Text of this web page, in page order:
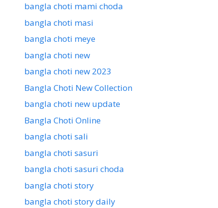
bangla choti mami choda
bangla choti masi
bangla choti meye
bangla choti new
bangla choti new 2023
Bangla Choti New Collection
bangla choti new update
Bangla Choti Online
bangla choti sali
bangla choti sasuri
bangla choti sasuri choda
bangla choti story
bangla choti story daily